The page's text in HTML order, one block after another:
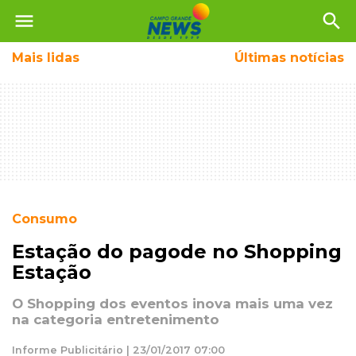
menu search
Mais lidas Últimas notícias
Consumo
Estação do pagode no Shopping
Estação
O Shopping dos eventos inova mais uma vez
na categoria entretenimento
Informe Publicitário | 23/01/2017 07:00